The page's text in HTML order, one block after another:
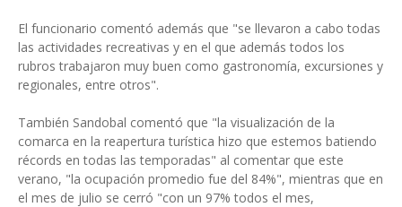
El funcionario comentó además que "se llevaron a cabo todas
las actividades recreativas y en el que además todos los
rubros trabajaron muy buen como gastronomía, excursiones y
regionales, entre otros".
También Sandobal comentó que "la visualización de la
comarca en la reapertura turística hizo que estemos batiendo
récords en todas las temporadas" al comentar que este
verano, "la ocupación promedio fue del 84%", mientras que en
el mes de julio se cerró "con un 97% todos el mes,